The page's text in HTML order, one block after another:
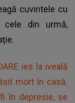
cuvintele cu
din urmă,
ies la iveală
mort în casă.
în depresie, se